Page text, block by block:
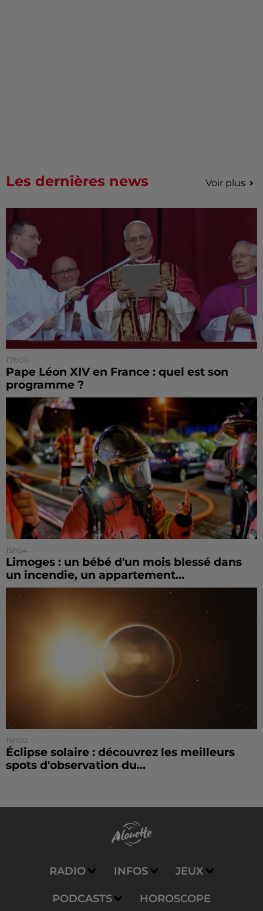
Les dernières news Voir plus
17h06
Pape Léon XIV en France : quel est son
programme ?
15h54
Limoges : un bébé d'un mois blessé dans
un incendie, un appartement...
15h02
Éclipse solaire : découvrez les meilleurs
spots d'observation du...
RADIO INFOS JEUX
PODCASTS HOROSCOPE